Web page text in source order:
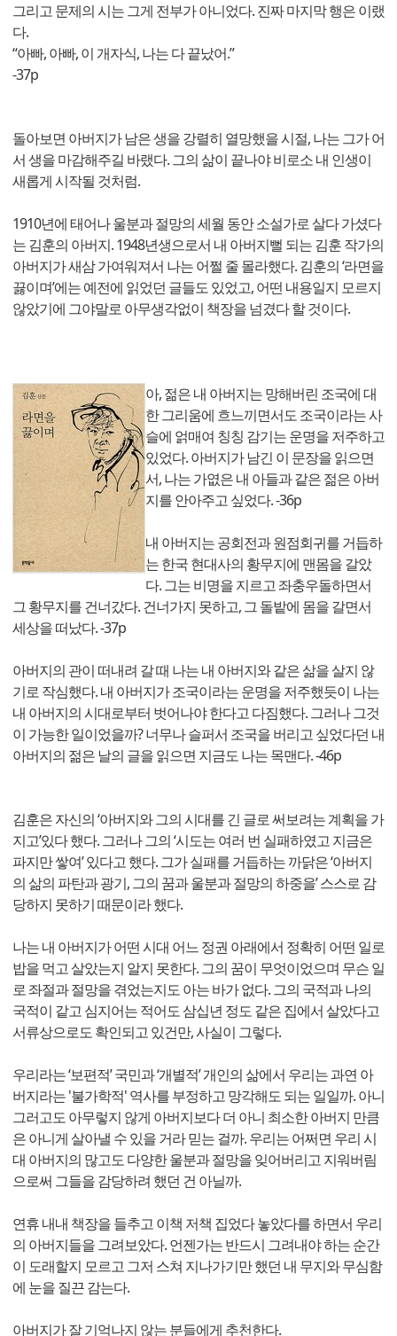
그리고 문제의 시는 그게 전부가 아니었다. 진짜 마지막 행은 이랬
다.
“아빠, 아빠, 이 개자식, 나는 다 끝났어.”
-37p
돌아보면 아버지가 남은 생을 강렬히 열망했을 시절, 나는 그가 어
서 생을 마감해주길 바랬다. 그의 삶이 끝나야 비로소 내 인생이
새롭게 시작될 것처럼.
1910년에 태어나 울분과 절망의 세월 동안 소설가로 살다 가셨다
는 김훈의 아버지. 1948년생으로서 내 아버지뻘 되는 김훈 작가의
아버지가 새삼 가여워져서 나는 어쩔 줄 몰라했다. 김훈의 ‘라면을
끓이며’에는 예전에 읽었던 글들도 있었고, 어떤 내용일지 모르지
않았기에 그야말로 아무생각없이 책장을 넘겼다 할 것이다.
아, 젊은 내 아버지는 망해버린 조국에 대
한 그리움에 흐느끼면서도 조국이라는 사
슬에 얽매여 칭칭 감기는 운명을 저주하고
있었다. 아버지가 남긴 이 문장을 읽으면
서, 나는 가엾은 내 아들과 같은 젊은 아버
지를 안아주고 싶었다. -36p
내 아버지는 공회전과 원점회귀를 거듭하
는 한국 현대사의 황무지에 맨몸을 갈았
다. 그는 비명을 지르고 좌충우돌하면서
그 황무지를 건너갔다. 건너가지 못하고, 그 돌밭에 몸을 갈면서
세상을 떠났다. -37p
아버지의 관이 떠내려 갈 때 나는 내 아버지와 같은 삶을 살지 않
기로 작심했다. 내 아버지가 조국이라는 운명을 저주했듯이 나는
내 아버지의 시대로부터 벗어나야 한다고 다짐했다. 그러나 그것
이 가능한 일이었을까? 너무나 슬퍼서 조국을 버리고 싶었다던 내
아버지의 젊은 날의 글을 읽으면 지금도 나는 목맨다. -46p
김훈은 자신의 ‘아버지와 그의 시대를 긴 글로 써보려는 계획을 가
지고’있다 했다. 그러나 그의 ‘시도는 여러 번 실패하였고 지금은
파지만 쌓여’ 있다고 했다. 그가 실패를 거듭하는 까닭은 ‘아버지
의 삶의 파탄과 광기, 그의 꿈과 울분과 절망의 하중을’ 스스로 감
당하지 못하기 때문이라 했다.
나는 내 아버지가 어떤 시대 어느 정권 아래에서 정확히 어떤 일로
밥을 먹고 살았는지 알지 못한다. 그의 꿈이 무엇이었으며 무슨 일
로 좌절과 절망을 겪었는지도 아는 바가 없다. 그의 국적과 나의
국적이 같고 심지어는 적어도 삼십년 정도 같은 집에서 살았다고
서류상으로도 확인되고 있건만, 사실이 그렇다.
우리라는 ‘보편적’ 국민과 ‘개별적’ 개인의 삶에서 우리는 과연 아
버지라는 '불가학적' 역사를 부정하고 망각해도 되는 일일까. 아니
그러고도 아무렇지 않게 아버지보다 더 아니 최소한 아버지 만큼
은 아니게 살아낼 수 있을 거라 믿는 걸까. 우리는 어쩌면 우리 시
대 아버지의 많고도 다양한 울분과 절망을 잊어버리고 지워버림
으로써 그들을 감당하려 했던 건 아닐까.
연휴 내내 책장을 들추고 이책 저책 집었다 놓았다를 하면서 우리
의 아버지들을 그려보았다. 언젠가는 반드시 그려내야 하는 순간
이 도래할지 모르고 그저 스쳐 지나가기만 했던 내 무지와 무심함
에 눈을 질끈 감는다.
아버지가 잘 기억나지 않는 분들에게 추천한다.